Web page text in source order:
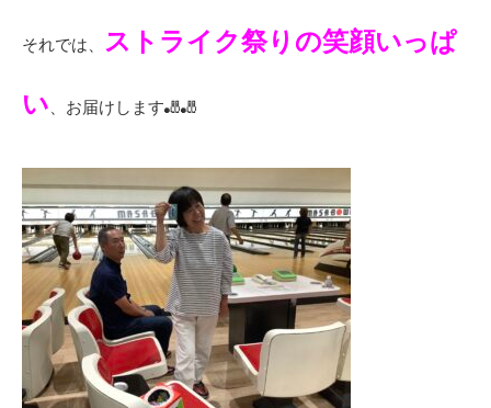
それでは、 ストライク祭りの笑顔いっぱ
い 、お届けします🎳🎳